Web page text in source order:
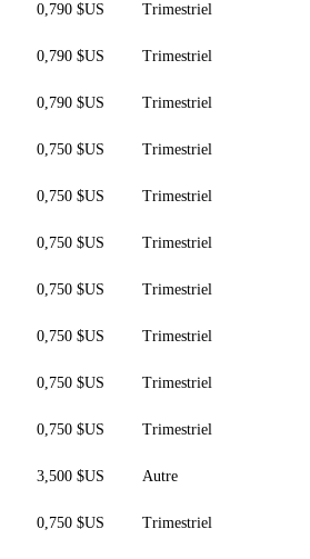
0,790 $US Trimestriel
0,790 $US Trimestriel
0,790 $US Trimestriel
0,750 $US Trimestriel
0,750 $US Trimestriel
0,750 $US Trimestriel
0,750 $US Trimestriel
0,750 $US Trimestriel
0,750 $US Trimestriel
0,750 $US Trimestriel
3,500 $US Autre
0,750 $US Trimestriel